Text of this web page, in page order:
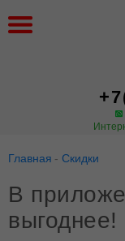
Главная Скидки
В
выгоднее!